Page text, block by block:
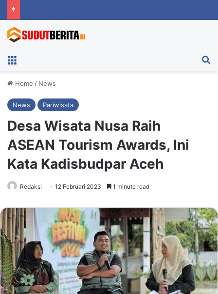
Home / News
News Pariwisata
Desa Wisata Nusa Raih
ASEAN Tourism Awards, Ini
Kata Kadisbudpar Aceh
Redaksi 12 Februari 2023 1 minute read